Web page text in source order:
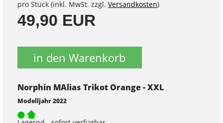
pro Stück (inkl. MwSt. zzgl. Versandkosten)
49,90 EUR
in den Warenkorb
Norphin MAlias Trikot Orange - XXL
Modelljahr 2022